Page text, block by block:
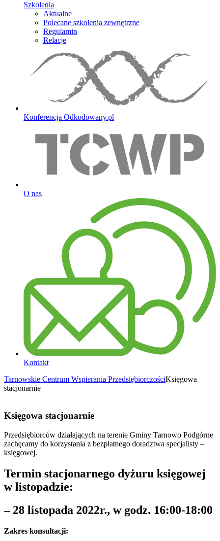
Szkolenia
Aktualne
Polecane szkolenia zewnętrzne
Regulamin
Relacje
Konferencja Odkodowany.pl
O nas
Kontakt
Tarnowskie Centrum Wspierania PrzedsiębiorczościKsięgowa
stacjonarnie
Księgowa stacjonarnie
Przedsiębiorców działających na terenie Gminy Tarnowo Podgórne
zachęcamy do korzystania z bezpłatnego doradztwa specjalisty –
księgowej.
Termin stacjonarnego dyżuru księgowej
w listopadzie:
– 28 listopada 2022r., w godz. 16:00-18:00
Zakres konsultacji: